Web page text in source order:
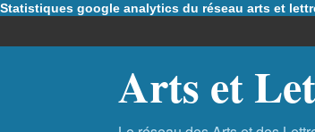
Statistiques google analytics du réseau arts et
Arts et